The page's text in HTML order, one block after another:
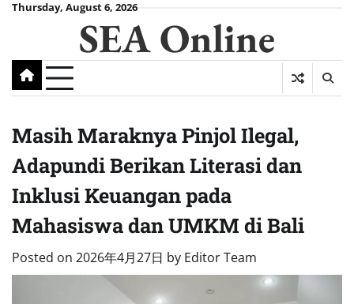
SkipThursday, August 6, 2026
SEA Online
Masih Maraknya Pinjol Ilegal,
Adapundi Berikan Literasi dan
Inklusi Keuangan pada
Mahasiswa dan UMKM di Bali
Posted on 2026年4月27日 by Editor Team